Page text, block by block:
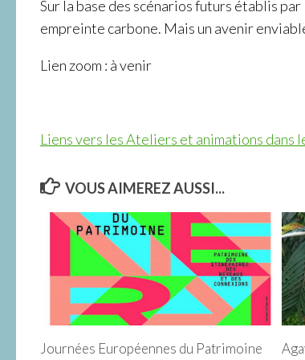
Sur la base des scénarios futurs établis
empreinte carbone. Mais un avenir
Lien zoom : à venir
Liens vers les Ateliers et animations dans
VOUS AIMEREZ AUSSI...
Journées Européennes du Patrimoine